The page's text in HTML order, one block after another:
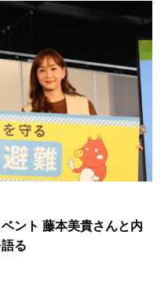
ント 藤本美貴さんと内
る